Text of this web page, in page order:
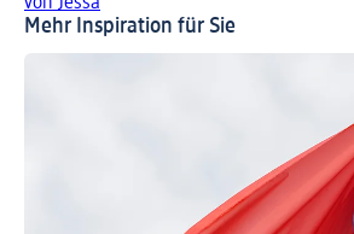
Mehr Inspiration für Sie